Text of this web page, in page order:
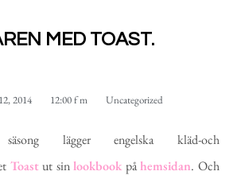
MED TOAST.
2014 12:00 f m Uncategorized
lägger engelska kläd-och
Toastut sinlookbook påhemsidan. Och